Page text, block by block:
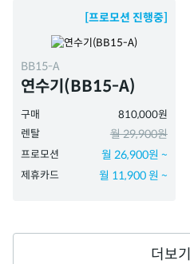
[프로모션 진행중]
BB15-A
연수기(BB15-A)
구매
810,000원
렌탈
월 29,900원
프로모션 월 26,900원 ~
제휴카드 월 11,900 원 ~
더보기